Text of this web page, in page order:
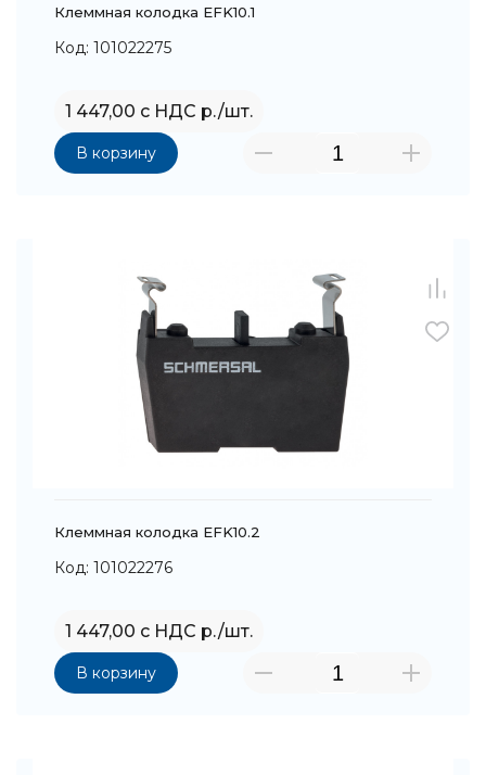
Клеммная колодка EFK10.1
Код: 101022275
1 447,00 с НДС р./шт.
В корзину
Клеммная колодка EFK10.2
Код: 101022276
1 447,00 с НДС р./шт.
В корзину